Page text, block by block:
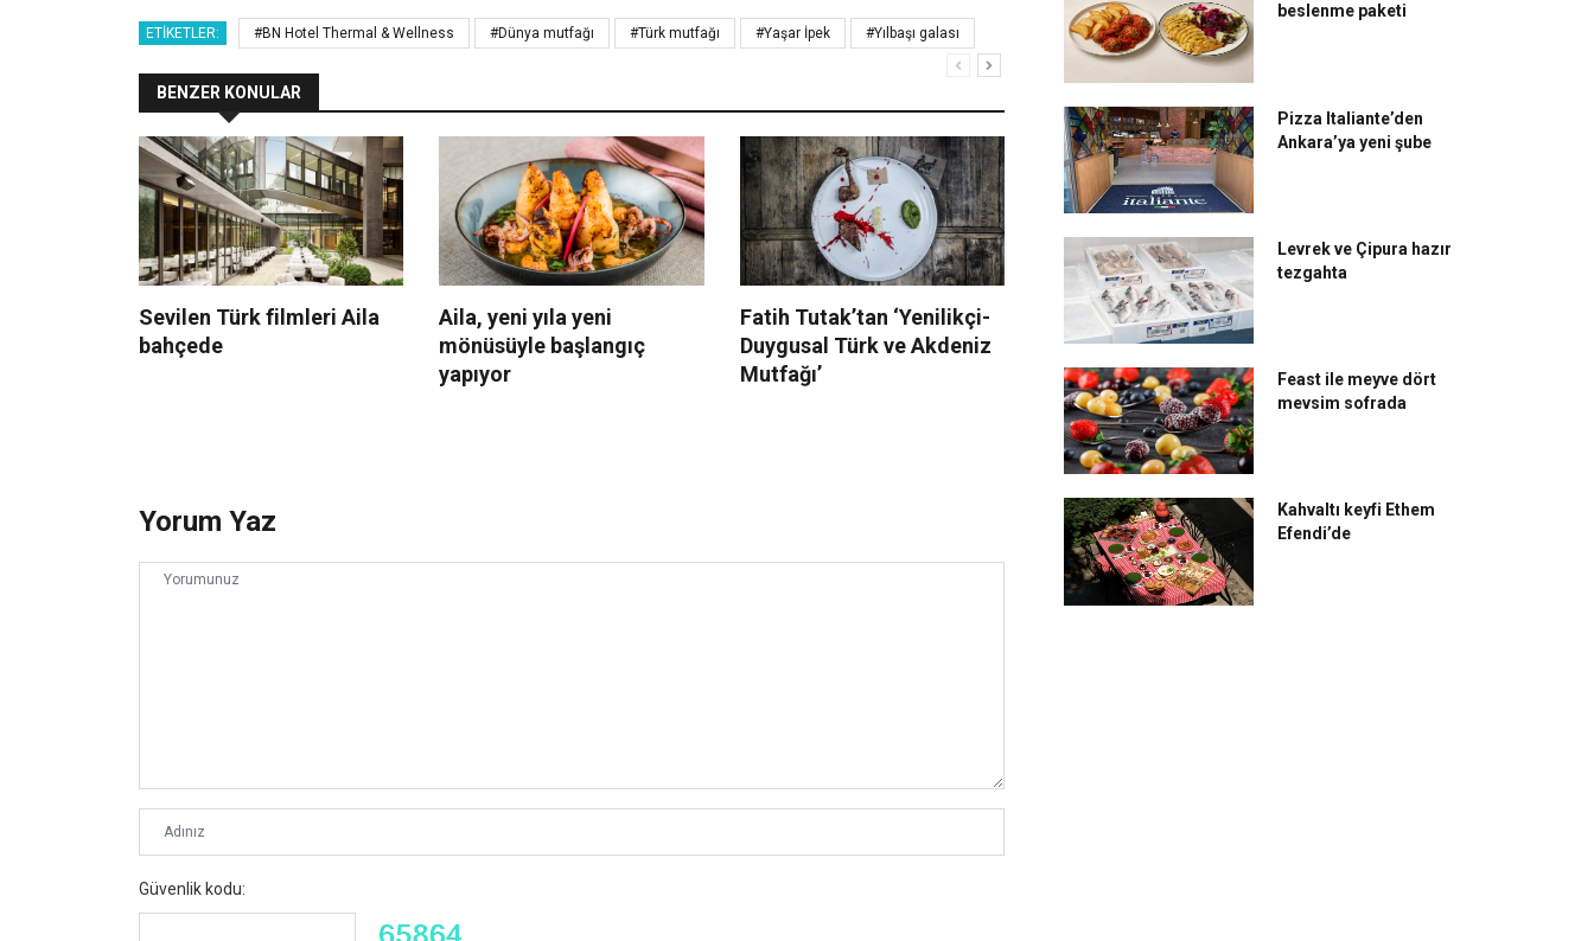
ETIKETLER: #BN Hotel Thermal & Wellness #Dünya mutfağı #Türk mutfağı #Yaşar İpek #Yılbaşı galası
BENZER KONULAR
Sevilen Türk filmleri Aila
bahçede
Aila, yeni yıla yeni
mönüsüyle başlangıç
yapıyor
Fatih Tutak’tan ‘Yenilikçi-
Duygusal Türk ve Akdeniz
Mutfağı’
Mutfak Dostları Derneği,
yeni Yönetim Kurulu’nu
seçti
aşçılarını kutladı
Yorum Yaz
Güvenlik kodu:
beslenme paketi
Pizza Italiante’den
Ankara’ya yeni şube
Levrek ve Çipura hazır
tezgahta
Feast ile meyve dört
mevsim sofrada
Kahvaltı keyfi Ethem
Efendi’de